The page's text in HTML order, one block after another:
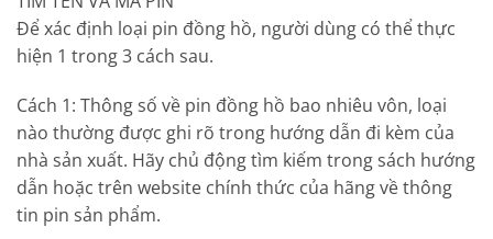
Để xác định loại pin đồng hồ, người dùng có thể thực
hiện 1 trong 3 cách sau.
Cách 1: Thông số về pin đồng hồ bao nhiêu vôn, loại
nào thường được ghi rõ trong hướng dẫn đi kèm của
nhà sản xuất. Hãy chủ động tìm kiếm trong sách hướng
dẫn hoặc trên website chính thức của hãng về thông
tin pin sản phẩm.